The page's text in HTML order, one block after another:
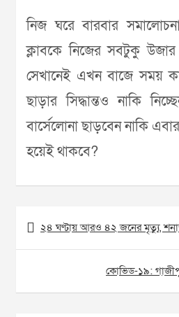
নিজ ঘরে বারবার
ক্লাবকে নিজের সবটুকু উজার
সেখানেই এখন বাজে সময়
ছাড়ার সিদ্ধান্তও নাকি
বার্সেলোনা ছাড়বেন নাকি
হয়েই থাকবে?
Post
navigation
২৪ ঘণ্টায় আরও ৪২ জনের মৃত্যু,
কোভিড-১৯: